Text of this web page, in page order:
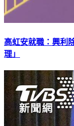
高虹安就職：興利
理」